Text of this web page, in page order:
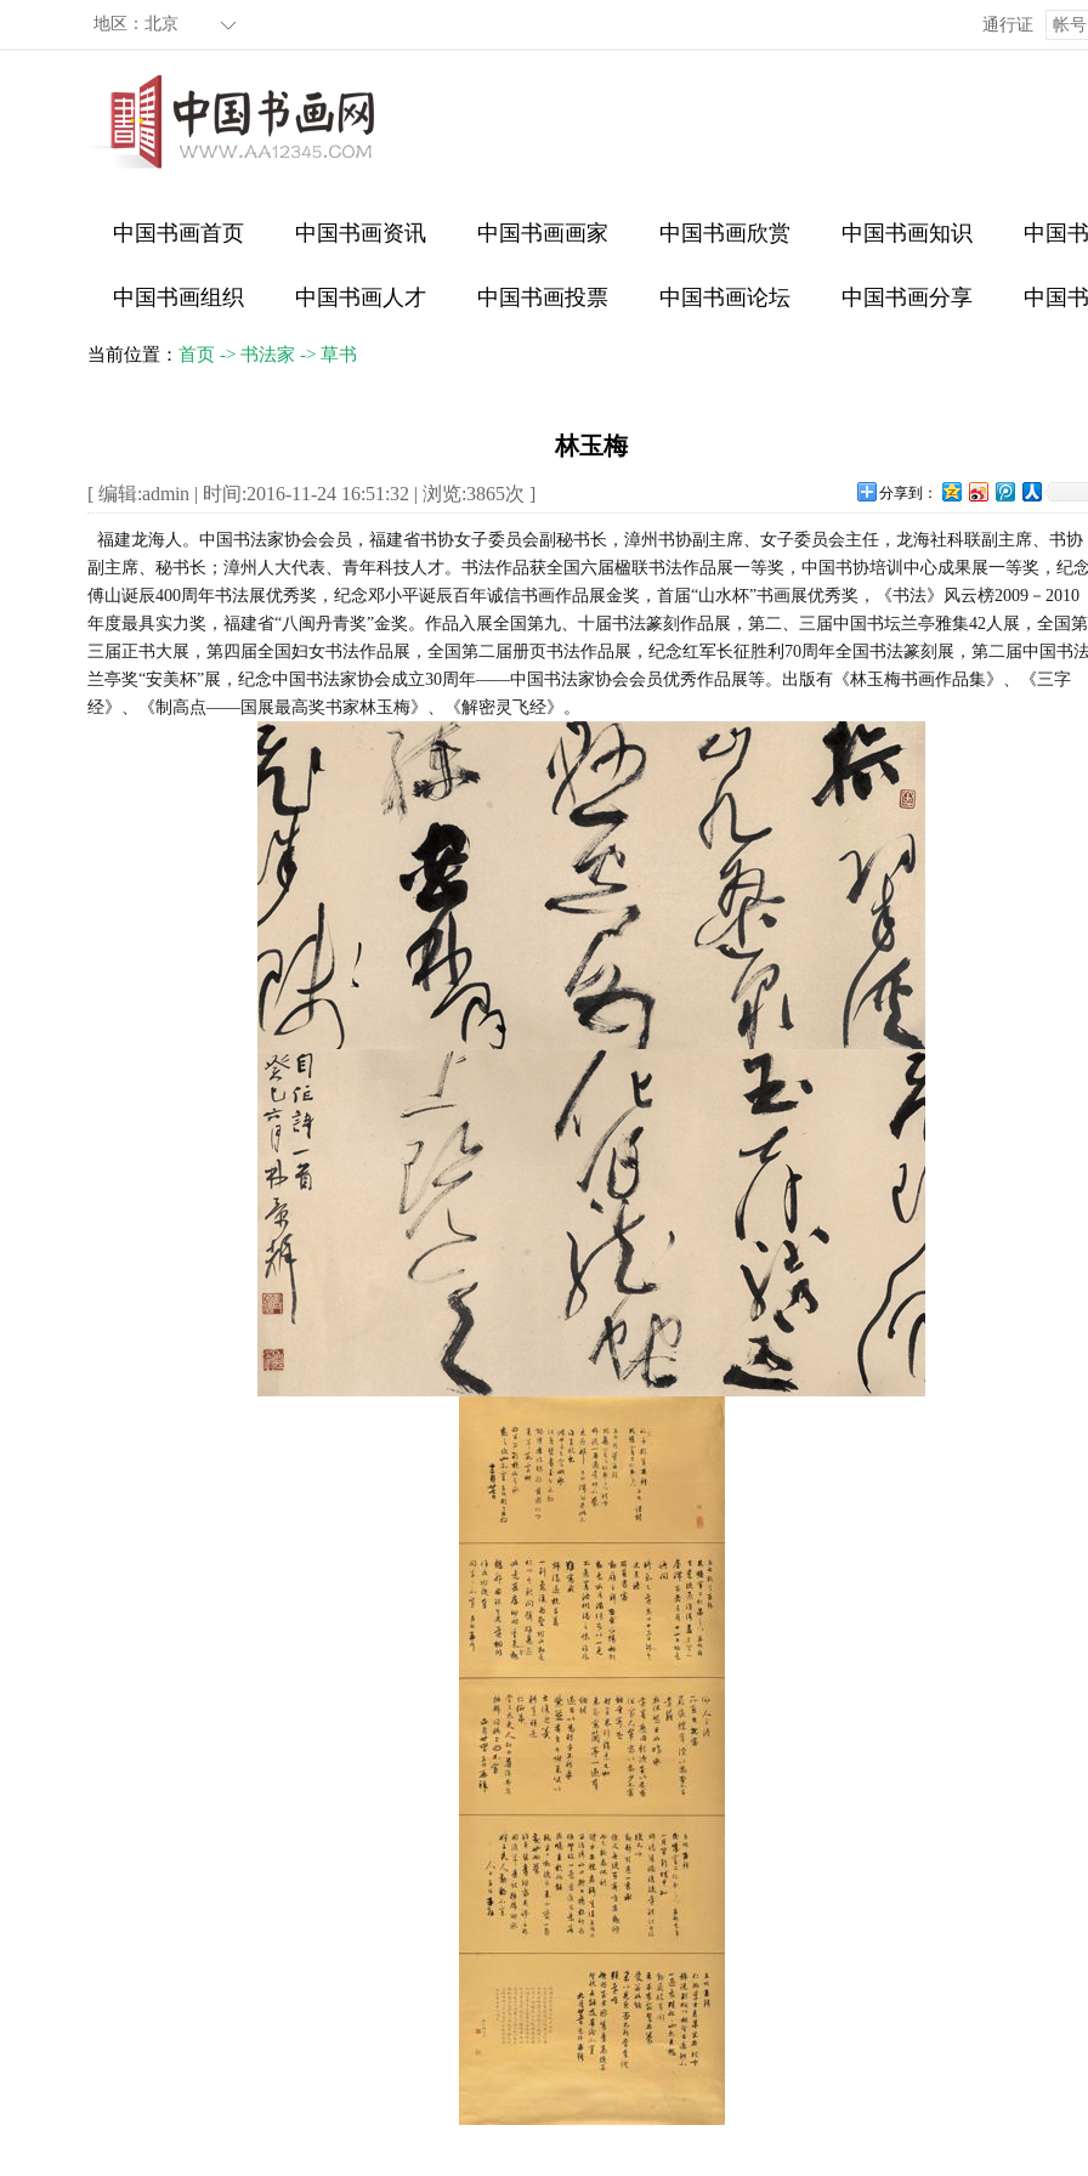
地区： 北京 通行证
中国书画首页 中国书画资讯 中国书画画家 中国书画欣赏 中国书画知识 中国
中国书画组织 中国书画人才 中国书画投票 中国书画论坛 中国书画分享 中国
当前位置： 首页 -> 书法家 -> 草书
林玉梅
[ 编辑:admin | 时间:2016-11-24 16:51:32 | 浏览:3865次 ] 分享到：
福建龙海人。中国书法家协会会员，福建省书协女子委员会副秘书长，漳州书协副主席、女子委员会主任，龙海社科联副主席、书协
副主席、秘书长；漳州人大代表、青年科技人才。书法作品获全国六届楹联书法作品展一等奖，中国书协培训中心成果展一等奖，纪
傅山诞辰400周年书法展优秀奖，纪念邓小平诞辰百年诚信书画作品展金奖，首届“山水杯”书画展优秀奖，《书法》风云榜2009－2010
年度最具实力奖，福建省“八闽丹青奖”金奖。作品入展全国第九、十届书法篆刻作品展，第二、三届中国书坛兰亭雅集42人展，全国第
三届正书大展，第四届全国妇女书法作品展，全国第二届册页书法作品展，纪念红军长征胜利70周年全国书法篆刻展，第二届中国书
兰亭奖“安美杯”展，纪念中国书法家协会成立30周年——中国书法家协会会员优秀作品展等。出版有《林玉梅书画作品集》、《三字
经》、《制高点——国展最高奖书家林玉梅》、《解密灵飞经》。